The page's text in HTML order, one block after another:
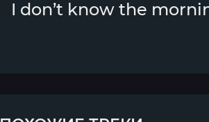
I don’t know the